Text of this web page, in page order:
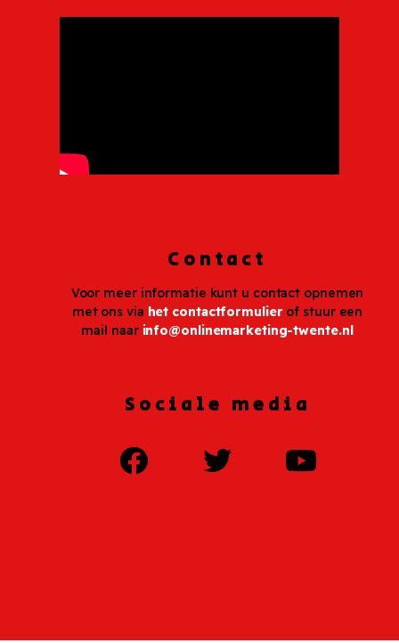
Contact
Voor meer informatie kunt u contact opnemen
met ons via het contactformulierof stuur een
mail naar info@onlinemarketing-twente.nl
Sociale media